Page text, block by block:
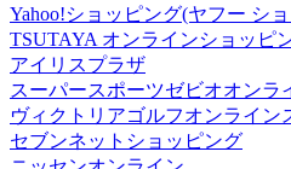
Yahoo!ショッピング(ヤフー シ
TSUTAYA オンラインショッピ
アイリスプラザ
スーパースポーツゼビオオンラ
ヴィクトリアゴルフオンライン
セブンネットショッピング